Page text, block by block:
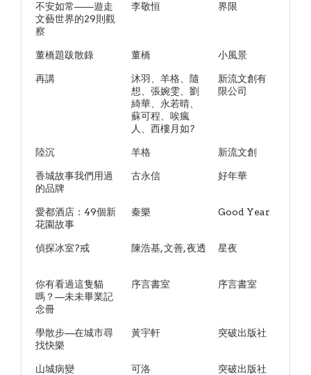
不安如常——遊走
文藝世界的29則觀
察
李敬恒 界限
董橋題跋散錄 董橋 小風景
再講
沐羽、羊格、隨
想、張婉雯、劉
綺華、永若晴、
蘇可程、唉瘋
人、西樓月如?
新流文創有
限公司
陸沉 羊格 新流文創
香城故事我們用過
的品牌
古永信 好年華
愛都酒店：49個新
花園故事
秦樂 Good Year
偵探冰室?戒 陳浩基, 文善, 夜透 星夜
你有看過這隻貓
嗎？—未未畢業記
念冊
序言書室 序言書室
學散步—在城市尋
找快樂
黃宇軒 突破出版社
山城病變 可洛 突破出版社